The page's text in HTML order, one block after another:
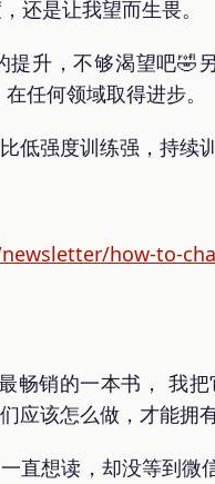
还是让我望而生畏。
提升，不够渴望吧
任何领域取得进步。
低强度训练强，持续
how-to-
畅销的一本书， 我
应该怎么做，才能拥
直想读，却没等到